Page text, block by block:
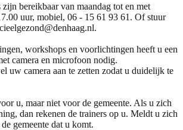
bereikbaar van maandag tot en met
uur, mobiel, 06 - 15 61 93 61. Of stuur
workshops en voorlichtingen heeft u een
camera en microfoon nodig.
uw camera aan te zetten zodat u duidelijk te
u, maar niet voor de gemeente. Als u zich
dan rekenen de trainers op u. Meldt u zich
gemeente dat u komt.